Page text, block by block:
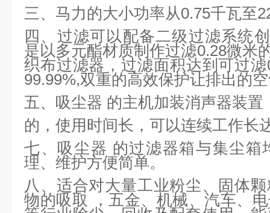
三、马力的大小功率从0.75千瓦至
四、过滤可以配备二级过滤系统
是以多元酯材质制作过滤0.28微米
织布过滤器，过滤面积达到可过
99.99%,双重的高效保护让排出的
五、吸尘器 的主机加装消声器装置
的，使用时间长，可以连续工作长
七、吸尘器 的过滤器箱与集尘箱
理、维护方便简单。
八、适合对大量工业粉尘、固体
物的吸取 ，五金、机械、汽车、